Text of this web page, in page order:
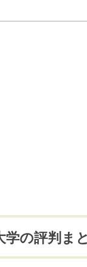
学の評判ま